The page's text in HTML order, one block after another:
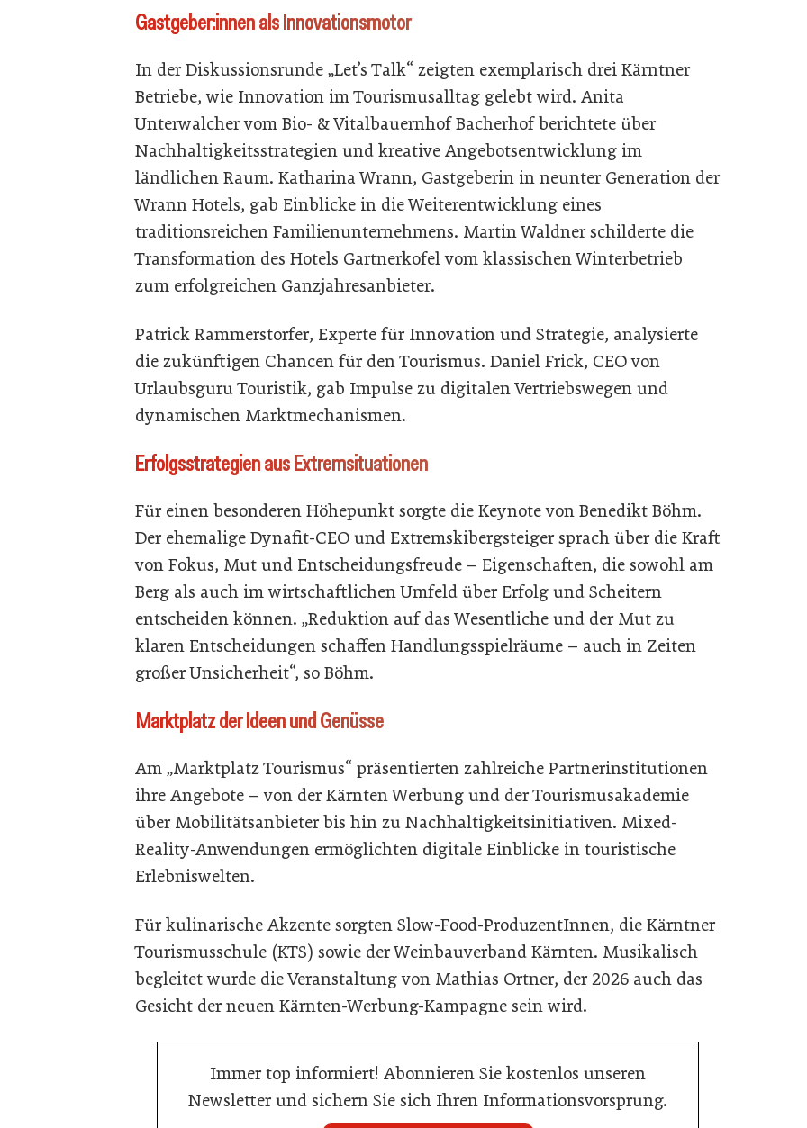
Gastgeber:innen als Innovationsmotor
In der Diskussionsrunde „Let’s Talk“ zeigten exemplarisch drei Kärntner
Betriebe, wie Innovation im Tourismusalltag gelebt wird. Anita
Unterwalcher vom Bio- & Vitalbauernhof Bacherhof berichtete über
Nachhaltigkeitsstrategien und kreative Angebotsentwicklung im
ländlichen Raum. Katharina Wrann, Gastgeberin in neunter Generation der
Wrann Hotels, gab Einblicke in die Weiterentwicklung eines
traditionsreichen Familienunternehmens. Martin Waldner schilderte die
Transformation des Hotels Gartnerkofel vom klassischen Winterbetrieb
zum erfolgreichen Ganzjahresanbieter.
Patrick Rammerstorfer, Experte für Innovation und Strategie, analysierte
die zukünftigen Chancen für den Tourismus. Daniel Frick, CEO von
Urlaubsguru Touristik, gab Impulse zu digitalen Vertriebswegen und
dynamischen Marktmechanismen.
Erfolgsstrategien aus Extremsituationen
Für einen besonderen Höhepunkt sorgte die Keynote von Benedikt Böhm.
Der ehemalige Dynafit-CEO und Extremskibergsteiger sprach über die Kraft
von Fokus, Mut und Entscheidungsfreude – Eigenschaften, die sowohl am
Berg als auch im wirtschaftlichen Umfeld über Erfolg und Scheitern
entscheiden können. „Reduktion auf das Wesentliche und der Mut zu
klaren Entscheidungen schaffen Handlungsspielräume – auch in Zeiten
großer Unsicherheit“, so Böhm.
Marktplatz der Ideen und Genüsse
Am „Marktplatz Tourismus“ präsentierten zahlreiche Partnerinstitutionen
ihre Angebote – von der Kärnten Werbung und der Tourismusakademie
über Mobilitätsanbieter bis hin zu Nachhaltigkeitsinitiativen. Mixed-
Reality-Anwendungen ermöglichten digitale Einblicke in touristische
Erlebniswelten.
Für kulinarische Akzente sorgten Slow-Food-ProduzentInnen, die Kärntner
Tourismusschule (KTS) sowie der Weinbauverband Kärnten. Musikalisch
begleitet wurde die Veranstaltung von Mathias Ortner, der 2026 auch das
Gesicht der neuen Kärnten-Werbung-Kampagne sein wird.
Immer top informiert! Abonnieren Sie kostenlos unseren
Newsletter und sichern Sie sich Ihren Informationsvorsprung.